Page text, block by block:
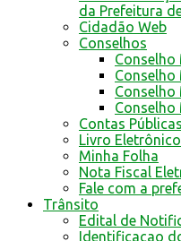
da Prefeitura
Cidadão Web
Conselhos
Conselho
Conselho
Conselho
Conselho
Contas Públicas
Livro Eletrônico
Minha Folha
Nota Fiscal
Fale com a
Trânsito
Edital de
Identificacao